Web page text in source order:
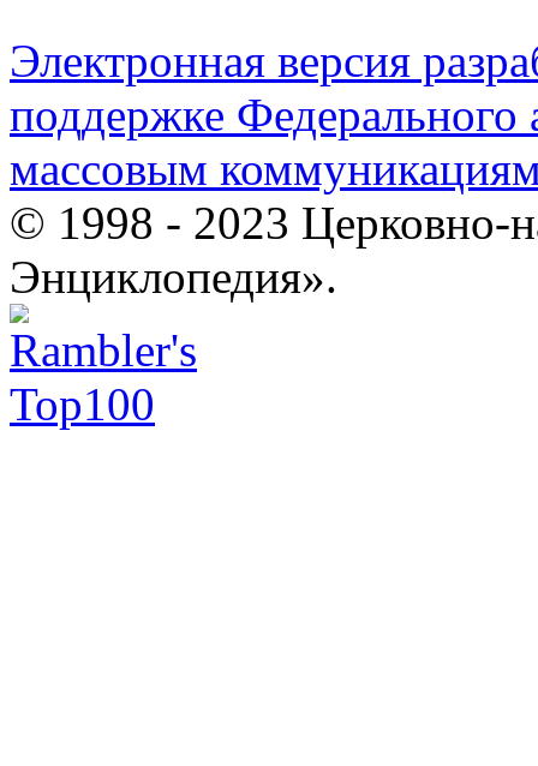
Электронная версия
поддержке Федерального
массовым
© 1998 - 2023 Церковно-
Энциклопедия».